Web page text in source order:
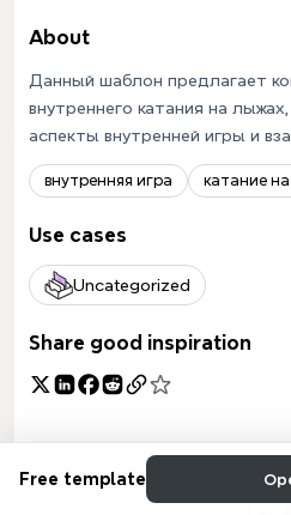
About
Данный шаблон предлагает
внутреннего катания на
аспекты внутренней игры и
внутренняя игра катание
Use cases
Uncategorized
Share good inspiration
Free template